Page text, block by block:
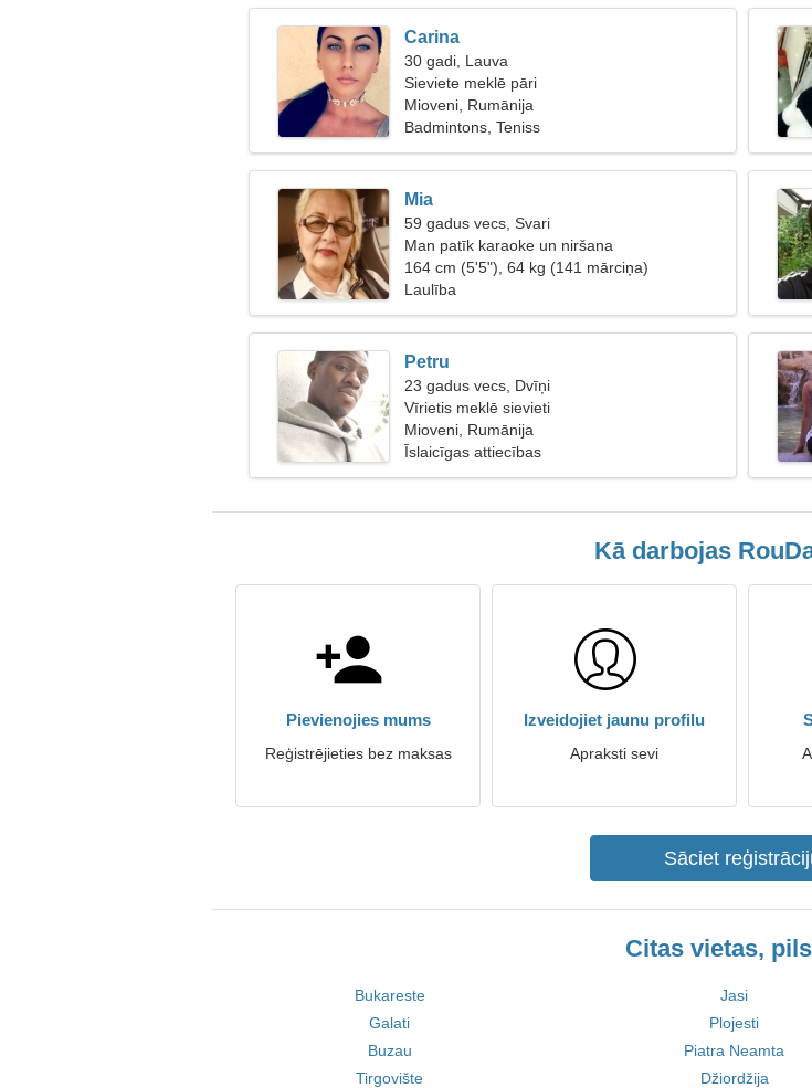
Carina
30 gadi, Lauva
Sieviete meklē pāri
Mioveni, Rumānija
Badmintons, Teniss
Mia
59 gadus vecs, Svari
Man patīk karaoke un niršana
164 cm (5'5"), 64 kg (141 mārciņa)
Laulība
Petru
23 gadus vecs, Dvīņi
Vīrietis meklē sievieti
Mioveni, Rumānija
Īslaicīgas attiecības
Kā darbojas
Pievienojies mums
Reģistrējieties bez maksas
Izveidojiet jaunu profilu
Apraksti sevi
Sāciet
Citas vietas,
Bukareste Jasi
Galati
Plojesti
Buzau
Piatra Neamta
Tirgovište
Džiordžija